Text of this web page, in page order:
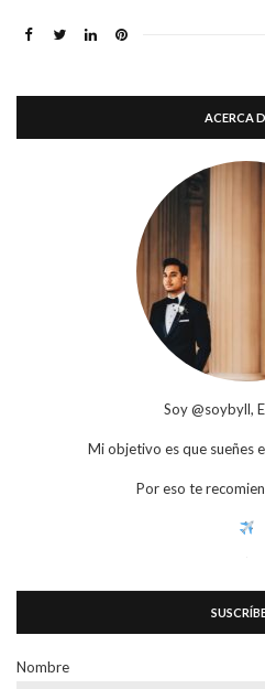
ACERCA
Soy @soybyll,
Mi objetivo es que sueñes
Por eso te
Nombre